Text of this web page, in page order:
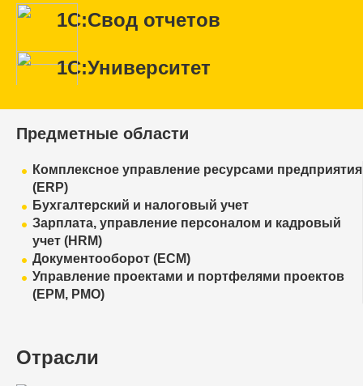
1С:Свод отчетов
1С:Университет
Предметные области
Комплексное управление ресурсами предприятия
(ERP)
Бухгалтерский и налоговый учет
Зарплата, управление персоналом и кадровый
учет (HRM)
Документооборот (ECM)
Управление проектами и портфелями проектов
(EPM, PMO)
Отрасли